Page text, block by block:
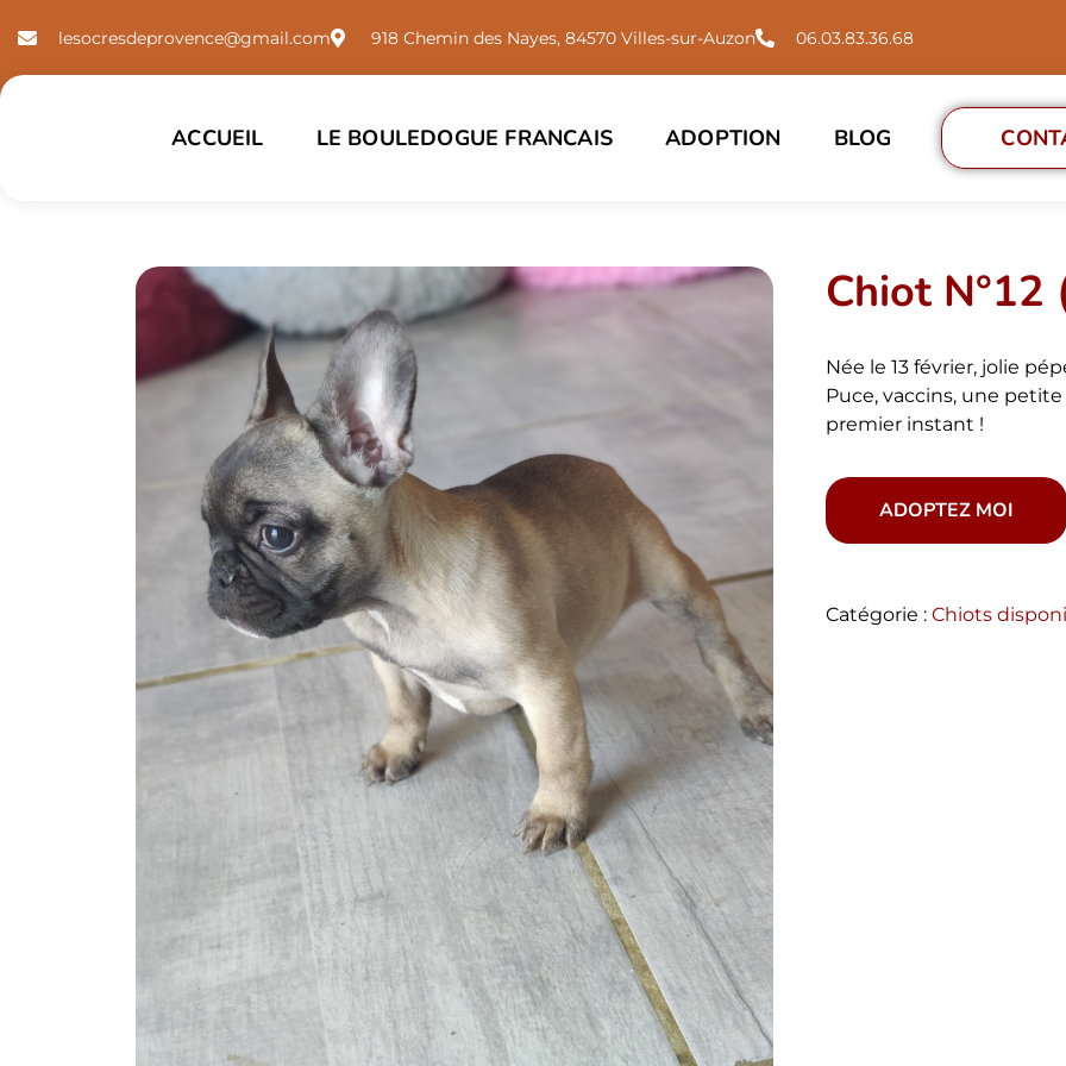
lesocresdeprovence@gmail.com 918 Chemin des Nayes, 84570 Villes-sur-Auzon 06.03.83.36.68
ACCUEIL LE BOULEDOGUE FRANCAIS ADOPTION BLOG
Chiot N°12
Née le 13 février, jolie
Puce, vaccins, une
premier instant !
ADOPTEZ MOI
Catégorie :Chiots